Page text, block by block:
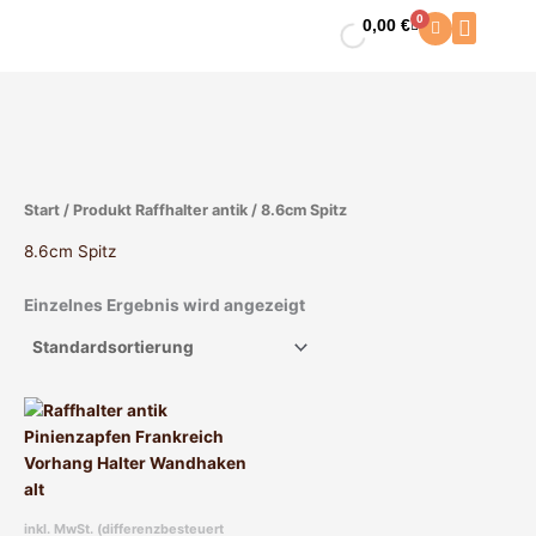
0,00€ 0
Warenkorb
Start / Produkt Raffhalter antik / 8.6cm Spitz
8.6cm Spitz
Einzelnes Ergebnis wird angezeigt
inkl. MwSt. (differenzbesteuert
Dieses
Produkt
weist
mehrere